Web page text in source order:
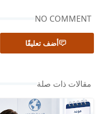
NO COMMENT
أضف تعليقًا
مقالات ذات صلة